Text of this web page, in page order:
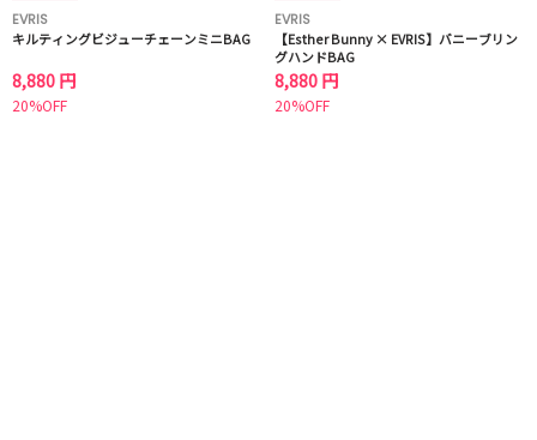
EVRIS
キルティングビジューチェーンミニBAG
8,880 円
20%OFF
EVRIS
【Esther Bunny × EVRIS】バニーブリン
グハンドBAG
8,880 円
20%OFF